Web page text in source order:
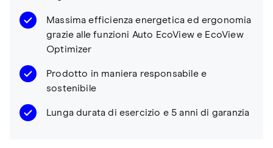
Massima efficienza energetica ed ergonomia
grazie alle funzioni Auto EcoView e EcoView
Optimizer
Prodotto in maniera responsabile e
sostenibile
Lunga durata di esercizio e 5 anni di garanzia